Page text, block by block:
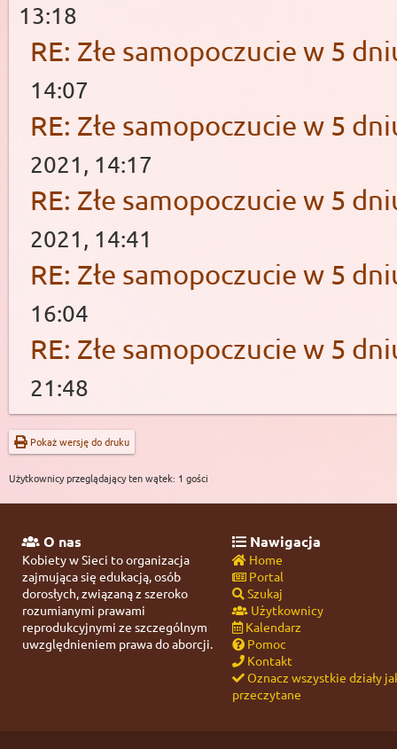
13:18
RE: Złe samopoczucie w 5
14:07
RE: Złe samopoczucie w 5
2021, 14:17
RE: Złe samopoczucie w 5
2021, 14:41
RE: Złe samopoczucie w 5
16:04
RE: Złe samopoczucie w 5
21:48
Pokaż wersję do druku
Użytkownicy przeglądający ten wątek: 1 gości
O nas
Kobiety w Sieci to organizacja
zajmująca się edukacją, osób
dorosłych, związaną z szeroko
rozumianymi prawami
reprodukcyjnymi ze szczególnym
uwzględnieniem prawa do aborcji.
Nawigacja
Home
Portal
Szukaj
Użytkownicy
Kalendarz
Pomoc
Kontakt
Oznacz wszystkie działy
przeczytane